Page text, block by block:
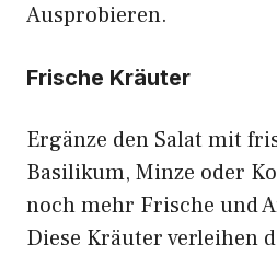
Ausprobieren.
Frische Kräuter
Ergänze den Salat mit
Basilikum, Minze oder
noch mehr Frische und
Diese Kräuter verleihen